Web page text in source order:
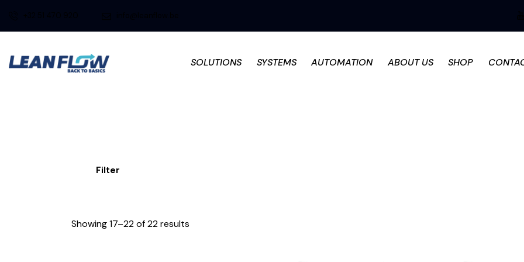
SOLUTIONS SYSTEMS AUTOMATION ABOUT US SHOP
Filter
Showing 17–22 of 22 results